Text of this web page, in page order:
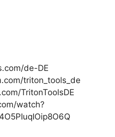
de-DE
triton_tools_de
TritonToolsDE
watch?